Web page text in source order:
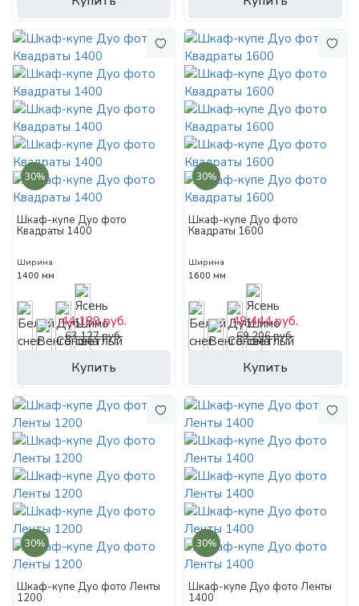
30%
Шкаф-купе Дуо фото
Квадраты 1400
Ширина
1400 мм
Купить
44 189 руб.
63 127 руб.
30%
Шкаф-купе Дуо фото
Квадраты 1600
Ширина
1600 мм
Купить
48 444 руб.
69 206 руб.
30%
Шкаф-купе Дуо фото Ленты
1200
30%
Шкаф-купе Дуо фото Ленты
1400